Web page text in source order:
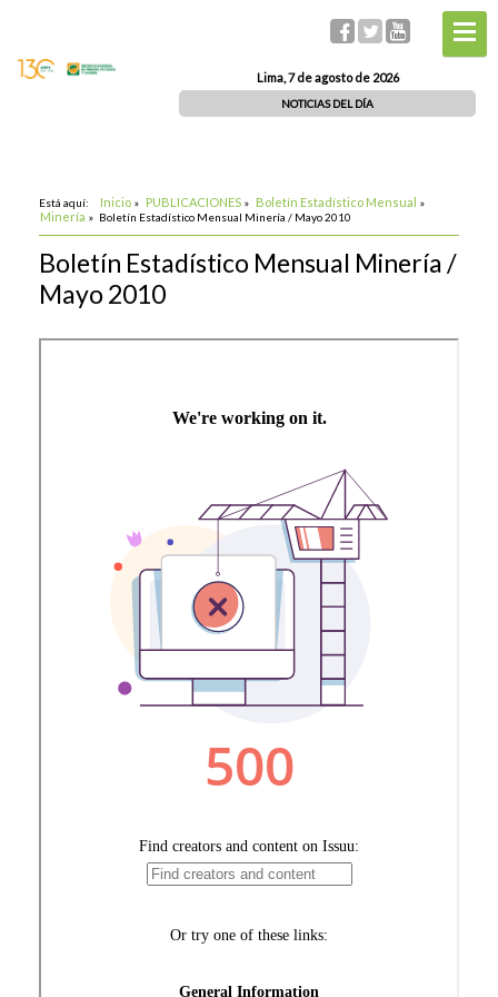
Lima, 7 de agosto de 2026
NOTICIAS DEL DÍA
Está aquí: Inicio » PUBLICACIONES » Boletín Estadístico Mensual »
Minería » Boletín Estadístico Mensual Minería / Mayo 2010
Boletín Estadístico Mensual Minería /
Mayo 2010